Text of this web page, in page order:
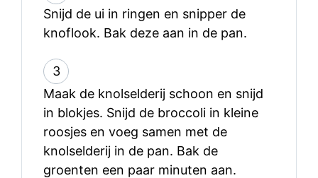
Snijd de ui in ringen en snipper de
knoflook. Bak deze aan in de pan.
3
Maak de knolselderij schoon en snijd
in blokjes. Snijd de broccoli in kleine
roosjes en voeg samen met de
knolselderij in de pan. Bak de
groenten een paar minuten aan.